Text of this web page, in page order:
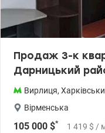
Продаж 3-к
Дарницький
Вирлиця,
Вірменська
105 000 $* 1 419 $ /